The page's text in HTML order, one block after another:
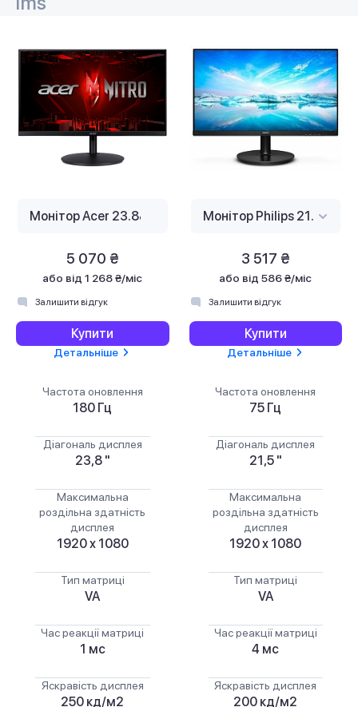
5 070 ₴
або від 1 268 ₴/міс
Залишити відгук
Купити
Детальніше
Частота оновлення
180 Гц
Діагональ дисплея
23,8 "
Максимальна
роздільна здатність
дисплея
1920 х 1080
Тип матриці
VA
Час реакції матриці
1 мс
Яскравість дисплея
250 кд/м2
3 517 ₴
або від 586 ₴/міс
Залишити відгук
Купити
Детальніше
Частота оновлення
75 Гц
Діагональ дисплея
21,5 "
Максимальна
роздільна здатність
дисплея
1920 х 1080
Тип матриці
VA
Час реакції матриці
4 мс
Яскравість дисплея
200 кд/м2